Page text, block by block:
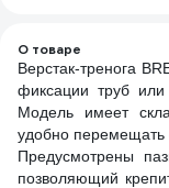
О товаре
Верстак-тренога
фиксации труб
Модель имеет
удобно перемещать
Предусмотрены
позволяющий